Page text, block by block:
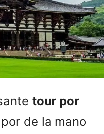
tour por
de la mano